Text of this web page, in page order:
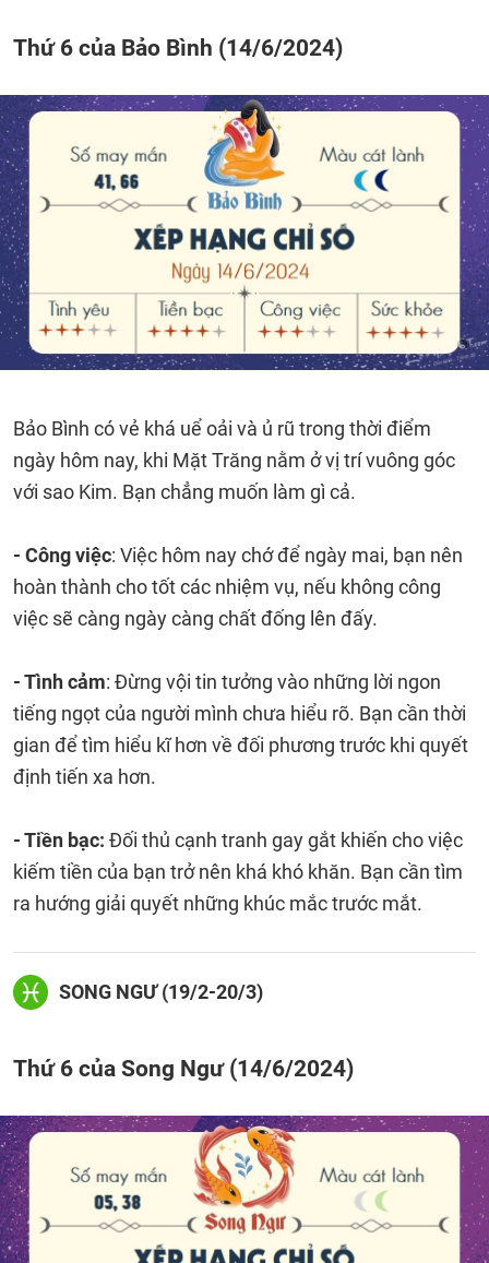
Thứ 6 của Bảo Bình (14/6/2024)
Bảo Bình có vẻ khá uể oải và ủ rũ trong thời điểm
ngày hôm nay, khi Mặt Trăng nằm ở vị trí vuông góc
với sao Kim. Bạn chẳng muốn làm gì cả.
- Công việc: Việc hôm nay chớ để ngày mai, bạn nên
hoàn thành cho tốt các nhiệm vụ, nếu không công
việc sẽ càng ngày càng chất đống lên đấy.
- Tình cảm: Đừng vội tin tưởng vào những lời ngon
tiếng ngọt của người mình chưa hiểu rõ. Bạn cần thời
gian để tìm hiểu kĩ hơn về đối phương trước khi quyết
định tiến xa hơn.
- Tiền bạc: Đối thủ cạnh tranh gay gắt khiến cho việc
kiếm tiền của bạn trở nên khá khó khăn. Bạn cần tìm
ra hướng giải quyết những khúc mắc trước mắt.
SONG NGƯ (19/2-20/3)
Thứ 6 của Song Ngư (14/6/2024)